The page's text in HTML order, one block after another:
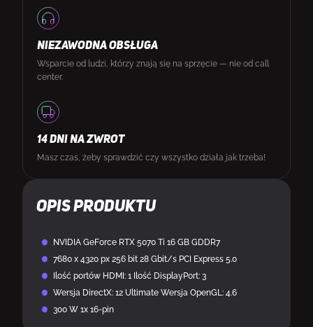
Opis produktu
NVIDIA GeForce RTX 5070 Ti 16 GB GDDR7
7680 x 4320 px 256 bit 28 Gbit/s PCI Express 5.0
Ilość portów HDMI: 1 Ilość DisplayPort: 3
Wersja DirectX: 12 Ultimate Wersja OpenGL: 4.6
300 W 1x 16-pin
NIEZAWODNA OBSŁUGA
Wsparcie od ludzi, którzy znają się na sprzęcie — nie od call
center.
14 DNI NA ZWROT
Masz czas, żeby sprawdzić czy wszystko działa jak trzeba!